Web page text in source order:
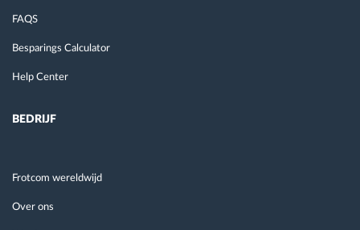
FAQS
Besparings Calculator
Help Center
BEDRIJF
Frotcom wereldwijd
Over ons